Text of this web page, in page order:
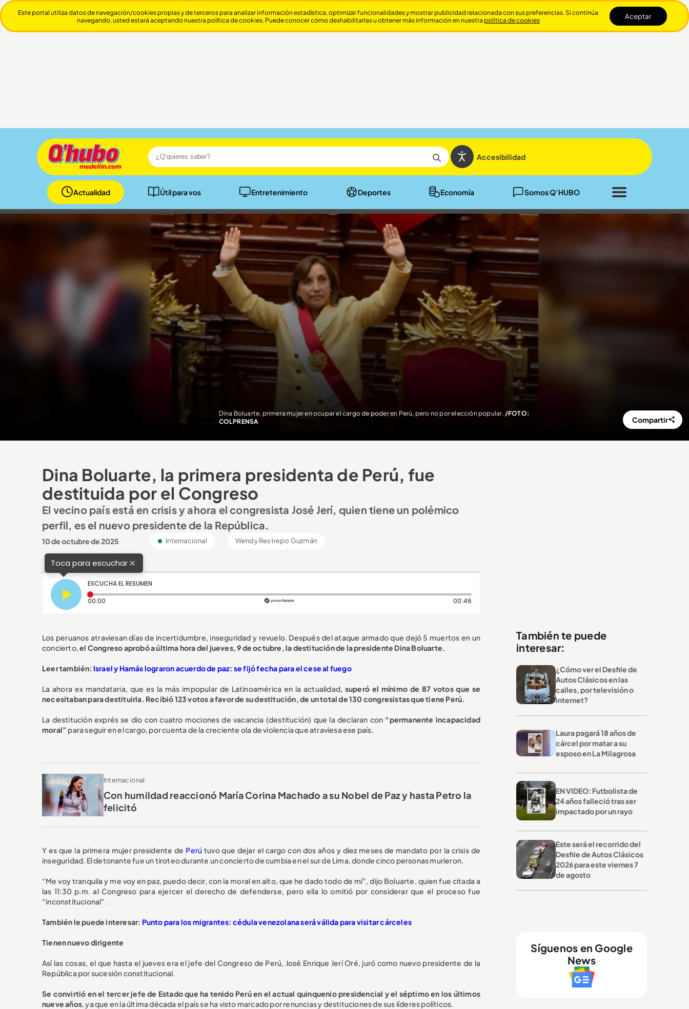
Accesibilidad
Actualidad Útil para vos Entretenimiento Deportes Economía Somos Q’HUBO
Cerrar
Dina Boluarte, primera mujer en ocupar el cargo de poder en Perú, pero no por elección popular. /FOTO:
COLPRENSA
Compartir
Dina Boluarte, la primera presidenta de Perú, fue
destituida por el Congreso
El vecino país está en crisis y ahora el congresista José Jerí, quien tiene un polémico
perfil, es el nuevo presidente de la República.
10 de octubre de 2025 Internacional Wendy Restrepo Guzmán
Toca para escuchar×
ESCUCHA EL RESUMEN
00:00
00:46Duración: 46 segundos
Los peruanos atraviesan días de incertidumbre, inseguridad y revuelo. Después del ataque armado que dejó 5 muertos en un
concierto,el Congreso aprobó a última hora del jueves, 9 de octubre, la destitución de la presidente Dina Boluarte.
Leer también: Israel y Hamás lograron acuerdo de paz: se fijó fecha para el cese al fuego
La ahora ex mandataria, que es la más impopular de Latinoamérica en la actualidad, superó el mínimo de 87 votos que se
necesitaban para destituirla. Recibió 123 votos a favor de su destitución, de un total de 130 congresistas que tiene Perú.
La destitución exprés se dio con cuatro mociones de vacancia (destitución) que la declaran con “permanente incapacidad
moral” para seguir en el cargo, por cuenta de la creciente ola de violencia que atraviesa ese país.
Internacional
Con humildad reaccionó María Corina Machado a su Nobel de Paz y hasta Petro la
felicitó
Y es que la primera mujer presidente de Perú tuvo que dejar el cargo con dos años y diez meses de mandato por la crisis de
inseguridad. El detonante fue un tiroteo durante un concierto de cumbia en el sur de Lima, donde cinco personas murieron.
“Me voy tranquila y me voy en paz, puedo decir, con la moral en alto, que he dado todo de mí”, dijo Boluarte, quien fue citada a
las 11:30 p.m. al Congreso para ejercer el derecho de defenderse, pero ella lo omitió por considerar que el proceso fue
“inconstitucional”.
También le puede interesar: Punto para los migrantes: cédula venezolana será válida para visitar cárceles
Tienen nuevo dirigente
Así las cosas, el que hasta el jueves era el jefe del Congreso de Perú, José Enrique Jerí Oré, juró como nuevo presidente de la
República por sucesión constitucional.
Se convirtió en el tercer jefe de Estado que ha tenido Perú en el actual quinquenio presidencial y el séptimo en los últimos
nueve años , ya que en la última década el país se ha visto marcado por renuncias y destituciones de sus líderes políticos.
También te puede
interesar:
¿Cómo ver el Desfile de
Autos Clásicos en las
calles, por televisión o
internet?
Laura pagará 18 años de
cárcel por matar a su
esposo en La Milagrosa
EN VIDEO: Futbolista de
24 años falleció tras ser
impactado por un rayo
Este será el recorrido del
Desfile de Autos Clásicos
2026 para este viernes 7
de agosto
Síguenos en Google
News
Este portal utiliza datos de navegación/cookies propias y de terceros para analizar información estadística, optimizar funcionalidades y mostrar publicidad relacionada con sus preferencias. Si continúa
navegando, usted estará aceptando nuestra política de cookies. Puede conocer cómo deshabilitarlas u obtener más información en nuestra politica de cookies Aceptar